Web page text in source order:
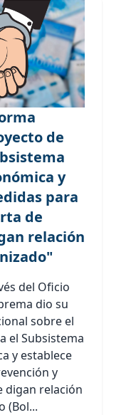
de
y
para
de
relación
del Oficio
dio su
sobre el
el Subsistema
y establece
y
digan relación
(Bol...